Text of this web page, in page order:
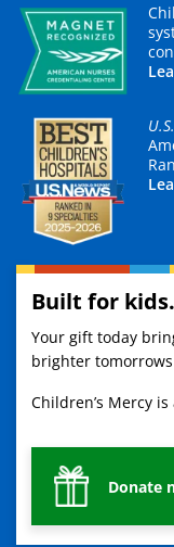
Built for
Your gift today
brighter
Children’s Mercy
Donate